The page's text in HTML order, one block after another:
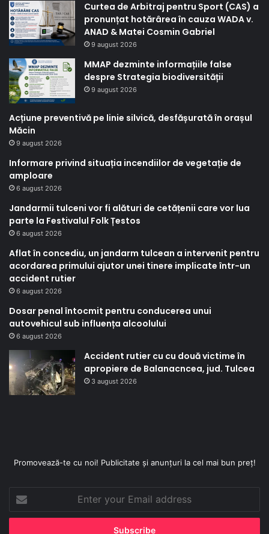
Curtea de Arbitraj pentru Sport (CAS) a
pronunțat hotărârea în cauza WADA v.
ANAD & Matei Cosmin Gabriel
9 august 2026
MMAP dezminte informațiile false
despre Strategia biodiversității
9 august 2026
Acțiune preventivă pe linie silvică, desfășurată în orașul
Măcin
9 august 2026
Informare privind situația incendiilor de vegetație de
amploare
6 august 2026
Jandarmii tulceni vor fi alături de cetățenii care vor lua
parte la Festivalul Folk Țestos
6 august 2026
Aflat în concediu, un jandarm tulcean a intervenit pentru
acordarea primului ajutor unei tinere implicate într-un
accident rutier
6 august 2026
Dosar penal întocmit pentru conducerea unui
autovehicul sub influența alcoolului
6 august 2026
Accident rutier cu cu două victime în
apropiere de Balanacncea, jud. Tulcea
3 august 2026
Promovează-te cu noi! Publicitate și anunțuri la cel mai bun preț!
Enter
your
Email